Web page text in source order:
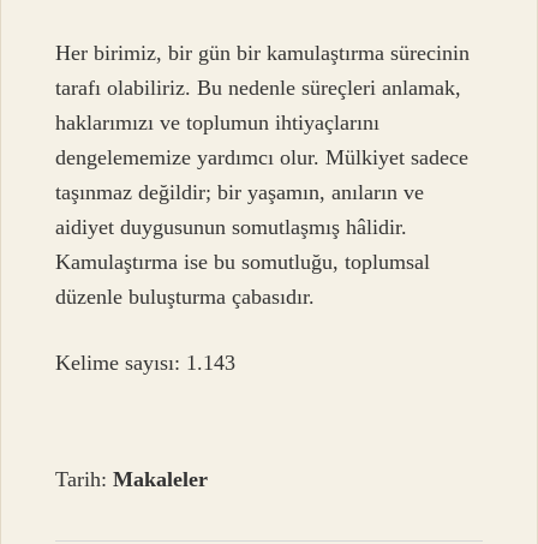
Her birimiz, bir gün bir kamulaştırma sürecinin
tarafı olabiliriz. Bu nedenle süreçleri anlamak,
haklarımızı ve toplumun ihtiyaçlarını
dengelememize yardımcı olur. Mülkiyet sadece
taşınmaz değildir; bir yaşamın, anıların ve
aidiyet duygusunun somutlaşmış hâlidir.
Kamulaştırma ise bu somutluğu, toplumsal
düzenle buluşturma çabasıdır.
Kelime sayısı: 1.143
Tarih:Makaleler